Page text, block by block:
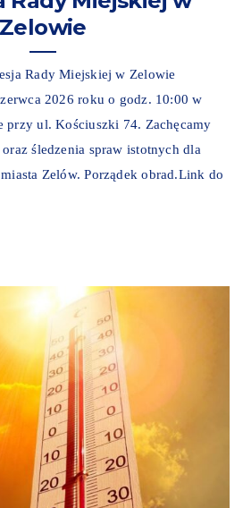
Zelowie
Rady Miejskiej w Zelowie
2026 roku o godz. 10:00 w
ul. Kościuszki 74. Zachęcamy
śledzenia spraw istotnych dla
Zelów. Porządek obrad.Link do